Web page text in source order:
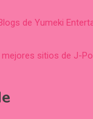
de Yumeki
sitios de J-